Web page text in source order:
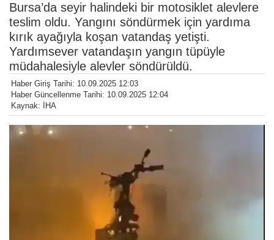
Bursa’da seyir halindeki bir motosiklet alevlere
teslim oldu. Yangını söndürmek için yardıma
kırık ayağıyla koşan vatandaş yetişti.
Yardımsever vatandaşın yangın tüpüyle
müdahalesiyle alevler söndürüldü.
Haber Giriş Tarihi: 10.09.2025 12:03
Haber Güncellenme Tarihi: 10.09.2025 12:04
Kaynak: İHA